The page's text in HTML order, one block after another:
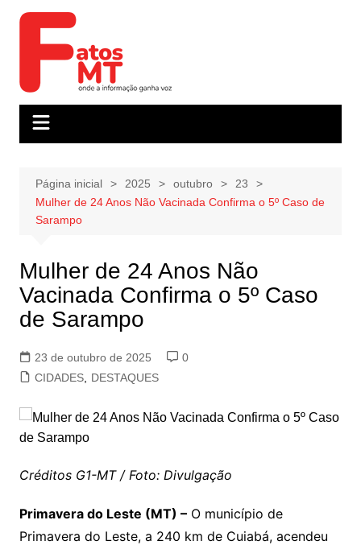
Página inicial 2025 outubro
23
Mulher de 24 Anos Não Vacinada Confirma o 5º Caso de
Sarampo
Mulher de 24 Anos Não
Vacinada Confirma o 5º Caso
de Sarampo
23 de outubro de 2025
0
CIDADES, DESTAQUES
Créditos G1-MT / Foto: Divulgação
Primavera do Leste (MT) –O município de
Primavera do Leste, a 240 km de Cuiabá, acendeu